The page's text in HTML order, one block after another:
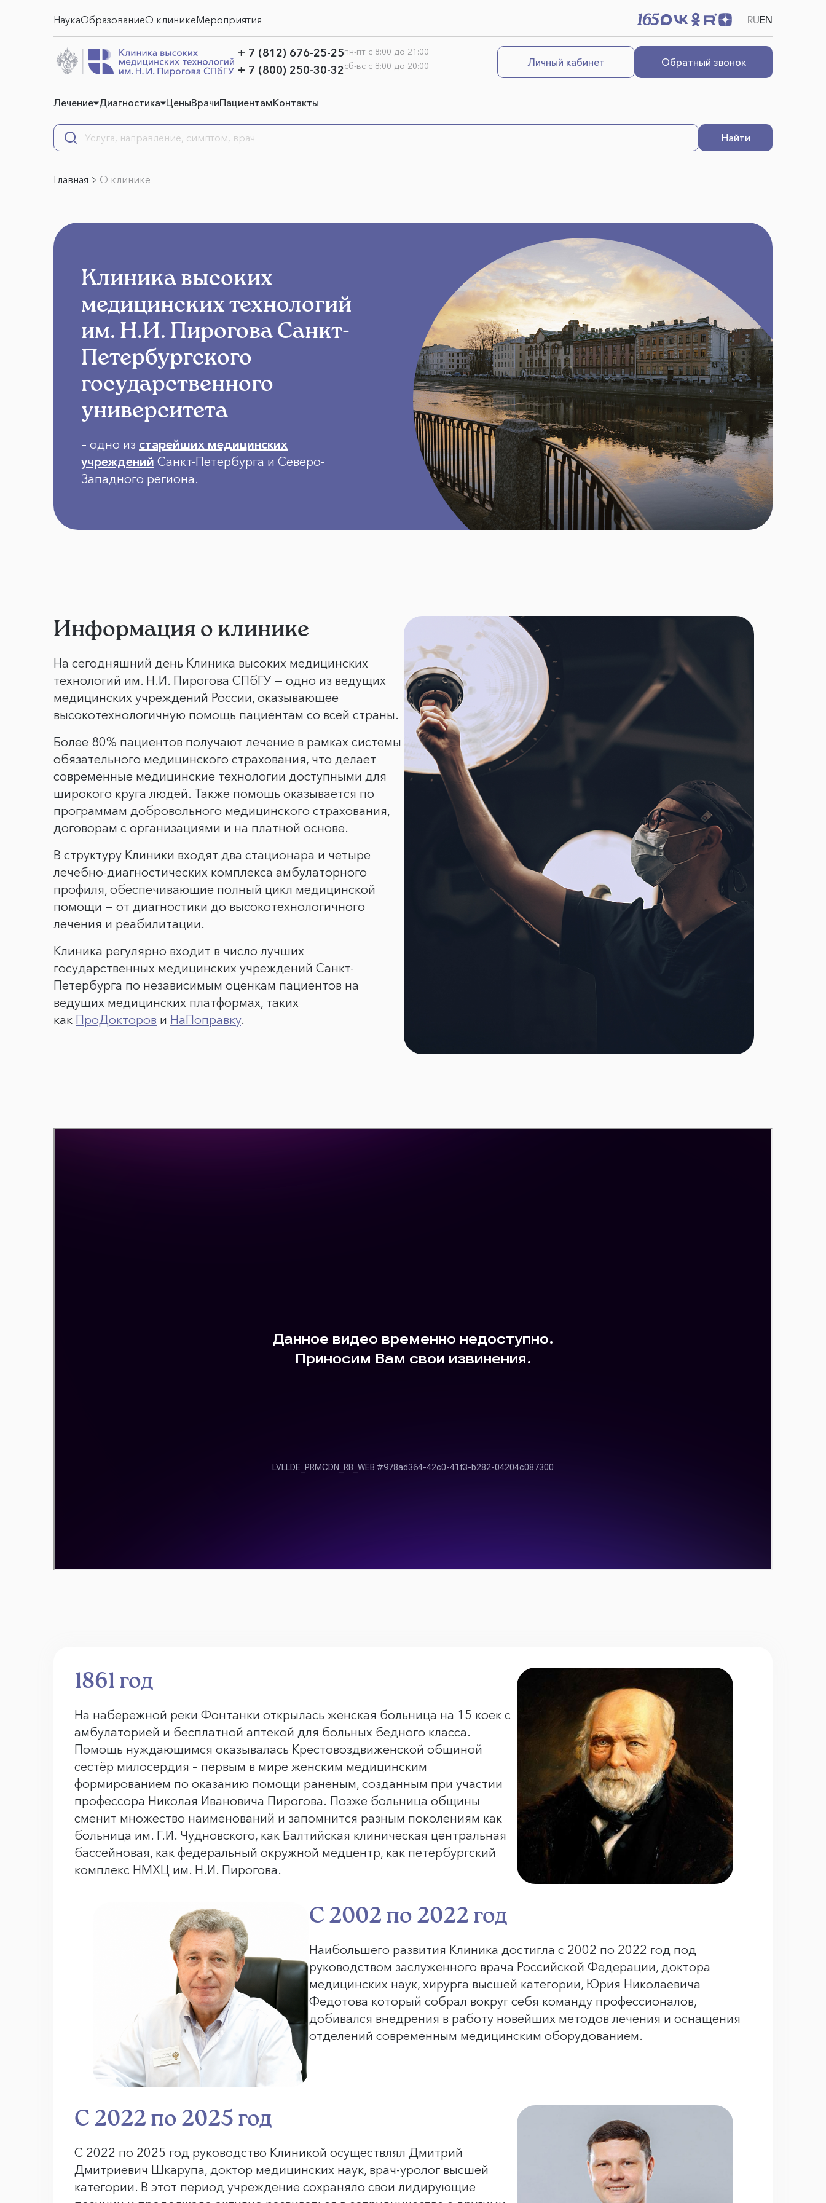
НаукаОбразованиеО клиникеМероприятия RUEN
+ 7 (812) 676-25-25
+ 7 (800) 250-30-32
пн-пт с 8:00 до 21:00
сб-вс с 8:00 до 20:00
Обратный звонок
Личный кабинет
Лечение Диагностика ЦеныВрачиПациентамКонтакты
Найти
Главная О клинике
Клиника высоких
медицинских технологий
им. Н.И. Пирогова Санкт-
Петербургского
государственного
университета
– одно из старейших медицинских
учреждений Санкт-Петербурга и Северо-
Западного региона.
Информация о клинике
На сегодняшний день Клиника высоких медицинских
технологий им. Н.И. Пирогова СПбГУ — одно из ведущих
медицинских учреждений России, оказывающее
высокотехнологичную помощь пациентам со всей страны.
Более 80% пациентов получают лечение в рамках системы
обязательного медицинского страхования, что делает
современные медицинские технологии доступными для
широкого круга людей. Также помощь оказывается по
программам добровольного медицинского страхования,
договорам с организациями и на платной основе.
В структуру Клиники входят два стационара и четыре
лечебно-диагностических комплекса амбулаторного
профиля, обеспечивающие полный цикл медицинской
помощи — от диагностики до высокотехнологичного
лечения и реабилитации.
Клиника регулярно входит в число лучших
государственных медицинских учреждений Санкт-
Петербурга по независимым оценкам пациентов на
ведущих медицинских платформах, таких
как ПроДокторов и НаПоправку.
1861 год
На набережной реки Фонтанки открылась женская больница на 15 коек с
амбулаторией и бесплатной аптекой для больных бедного класса.
Помощь нуждающимся оказывалась Крестовоздвиженской общиной
сестёр милосердия – первым в мире женским медицинским
формированием по оказанию помощи раненым, созданным при участии
профессора Николая Ивановича Пирогова. Позже больница общины
сменит множество наименований и запомнится разным поколениям как
больница им. Г.И. Чудновского, как Балтийская клиническая центральная
бассейновая, как федеральный окружной медцентр, как петербургский
комплекс НМХЦ им. Н.И. Пирогова.
С 2002 по 2022 год
Наибольшего развития Клиника достигла с 2002 по 2022 год под
руководством заслуженного врача Российской Федерации, доктора
медицинских наук, хирурга высшей категории, Юрия Николаевича
Федотова который собрал вокруг себя команду профессионалов,
добивался внедрения в работу новейших методов лечения и оснащения
отделений современным медицинским оборудованием.
С 2022 по 2025 год
С 2022 по 2025 год руководство Клиникой осуществлял Дмитрий
Дмитриевич Шкарупа, доктор медицинских наук, врач-уролог высшей
категории. В этот период учреждение сохраняло свои лидирующие